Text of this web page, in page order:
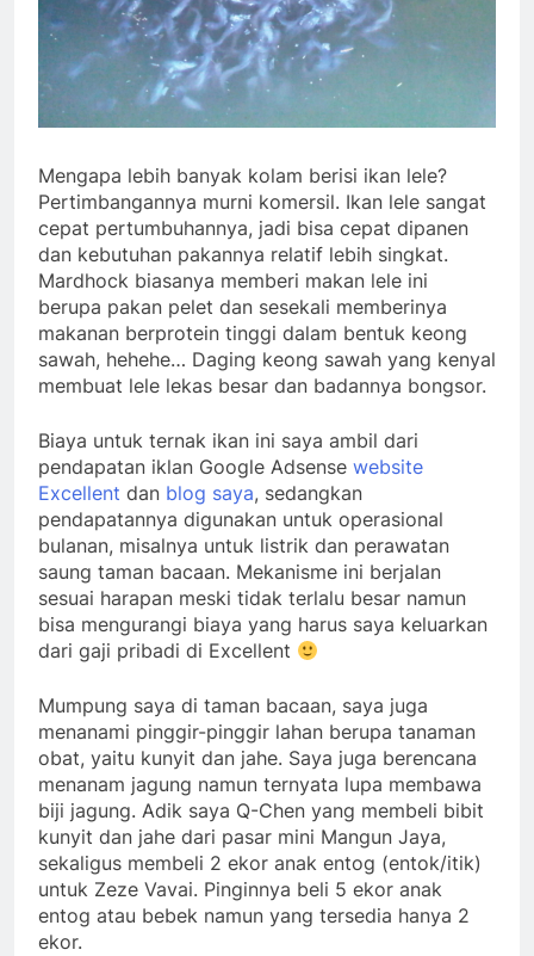
Mengapa lebih banyak kolam berisi ikan lele?
Pertimbangannya murni komersil. Ikan lele sangat
cepat pertumbuhannya, jadi bisa cepat dipanen
dan kebutuhan pakannya relatif lebih singkat.
Mardhock biasanya memberi makan lele ini
berupa pakan pelet dan sesekali memberinya
makanan berprotein tinggi dalam bentuk keong
sawah, hehehe… Daging keong sawah yang kenyal
membuat lele lekas besar dan badannya bongsor.
Biaya untuk ternak ikan ini saya ambil dari
pendapatan iklan Google Adsense website
Excellent dan blog saya, sedangkan
pendapatannya digunakan untuk operasional
bulanan, misalnya untuk listrik dan perawatan
saung taman bacaan. Mekanisme ini berjalan
sesuai harapan meski tidak terlalu besar namun
bisa mengurangi biaya yang harus saya keluarkan
dari gaji pribadi di Excellent
Mumpung saya di taman bacaan, saya juga
menanami pinggir-pinggir lahan berupa tanaman
obat, yaitu kunyit dan jahe. Saya juga berencana
menanam jagung namun ternyata lupa membawa
biji jagung. Adik saya Q-Chen yang membeli bibit
kunyit dan jahe dari pasar mini Mangun Jaya,
sekaligus membeli 2 ekor anak entog (entok/itik)
untuk Zeze Vavai. Pinginnya beli 5 ekor anak
entog atau bebek namun yang tersedia hanya 2
ekor.